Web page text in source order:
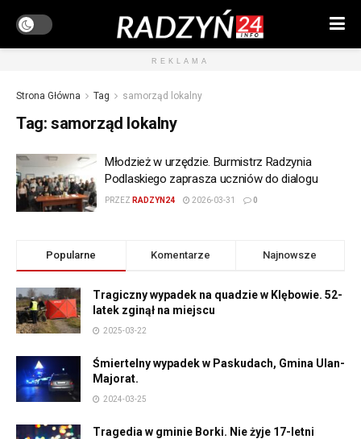
REKLAMA
Strona Główna Tag samorząd lokalny
Tag: samorząd lokalny
Młodzież w urzędzie. Burmistrz Radzynia
Podlaskiego zaprasza uczniów do dialogu
PRZEZ RADZYN24 2026-03-31 0
Popularne Komentarze Najnowsze
Tragiczny wypadek na quadzie w Klębowie. 52-
latek zginął na miejscu
2025-03-22
Śmiertelny wypadek w Paskudach, Gmina Ulan-
Majorat.
2024-03-25
Tragedia w gminie Borki. Nie żyje 17-letni